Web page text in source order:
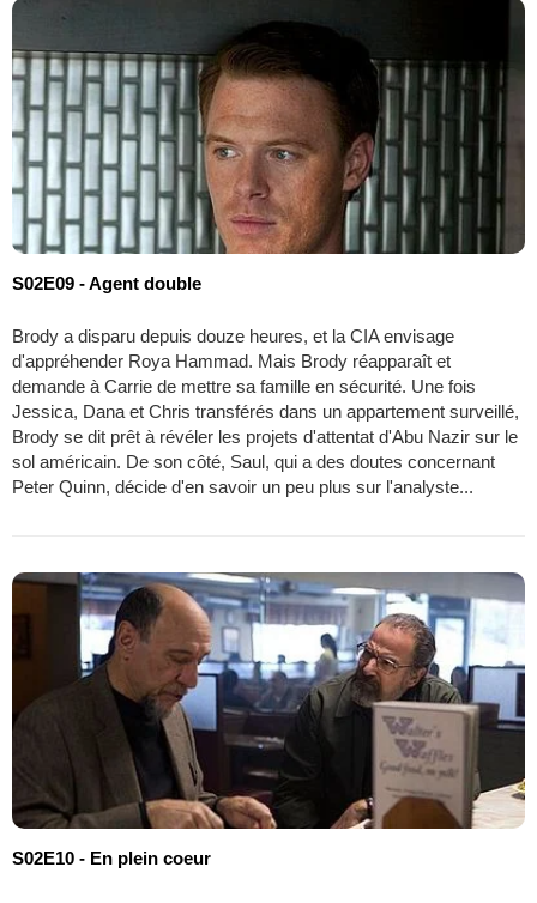
S02E09 - Agent double
Brody a disparu depuis douze heures, et la CIA envisage
d'appréhender Roya Hammad. Mais Brody réapparaît et
demande à Carrie de mettre sa famille en sécurité. Une fois
Jessica, Dana et Chris transférés dans un appartement surveillé,
Brody se dit prêt à révéler les projets d'attentat d'Abu Nazir sur le
sol américain. De son côté, Saul, qui a des doutes concernant
Peter Quinn, décide d'en savoir un peu plus sur l'analyste...
S02E10 - En plein coeur